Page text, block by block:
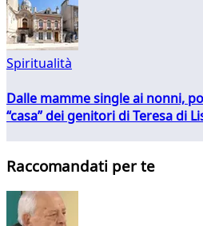
Spiritualità
Dalle mamme single ai nonni,
“casa” dei genitori di Teresa di
Raccomandati per te